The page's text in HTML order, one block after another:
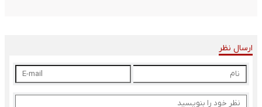
ارسال نظر